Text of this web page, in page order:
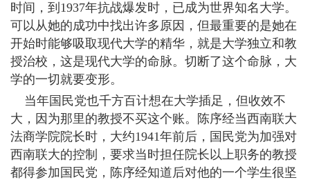
时间，到1937年抗战爆发时，已成为世界知名大学。
可以从她的成功中找出许多原因，但最重要的是她在
开始时能够吸取现代大学的精华，就是大学独立和教
授治校，这是现代大学的命脉。切断了这个命脉，大
学的一切就要变形。
当年国民党也千方百计想在大学插足，但收效不
大，因为那里的教授不买这个账。陈序经当西南联大
法商学院院长时，大约1941年前后，国民党为加强对
西南联大的控制，要求当时担任院长以上职务的教授
都得参加国民党，陈序经知道后对他的一个学生很坚